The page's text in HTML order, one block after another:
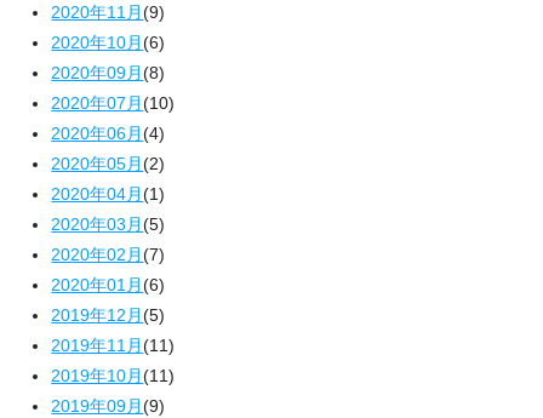
2020年11月(9)
2020年10月(6)
2020年09月(8)
2020年07月(10)
2020年06月(4)
2020年05月(2)
2020年04月(1)
2020年03月(5)
2020年02月(7)
2020年01月(6)
2019年12月(5)
2019年11月(11)
2019年10月(11)
2019年09月(9)